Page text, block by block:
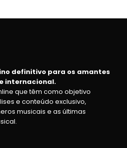
definitivo para os amantes
internacional.
que têm como objetivo
e conteúdo exclusivo,
musicais e as últimas